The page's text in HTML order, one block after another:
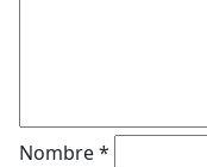
Nombre*